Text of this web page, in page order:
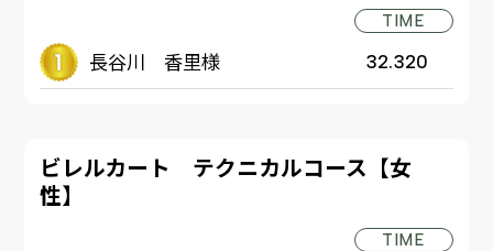
TIME
長谷川 香里様 32.320
ビレルカート テクニカルコース【女
性】
TIME